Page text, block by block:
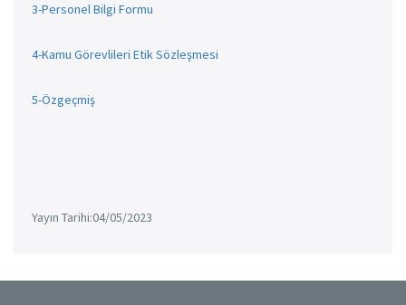
3-Personel Bilgi Formu
4-Kamu Görevlileri Etik Sözleşmesi
5-Özgeçmiş
Yayın Tarihi:04/05/2023